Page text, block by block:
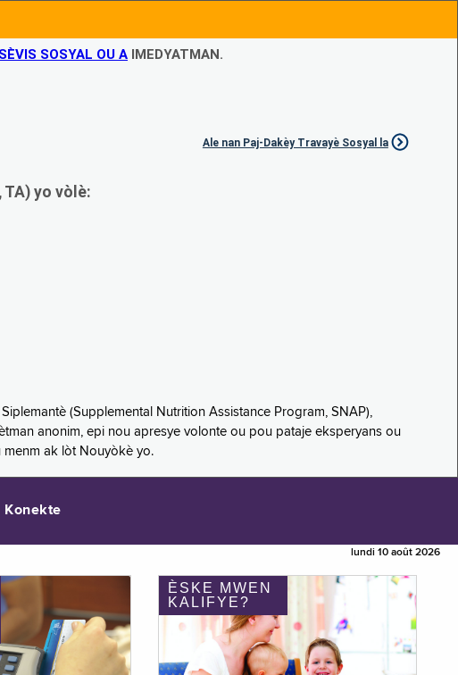
SOSYAL OU A IMEDYATMAN.
Ale nan Paj-Dakèy Travayè Sosyal la
yo vòlè:
(Supplemental Nutrition Assistance Program, SNAP),
anonim, epi nou apresye volonte ou pou pataje eksperyans ou
ak lòt Nouyòkè yo.
Konekte
lundi 10 août 2026
ÈSKE MWEN
KALIFYE?